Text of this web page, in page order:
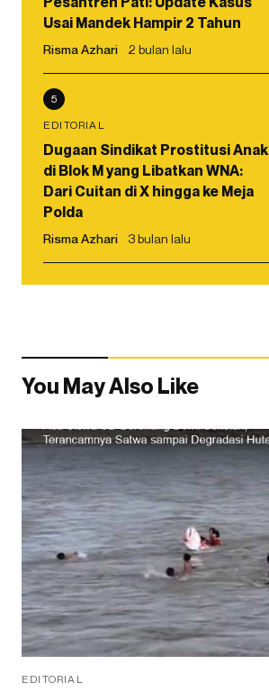
Usai Mandek Hampir 2 Tahun
Risma Azhari 2 bulan lalu
5
EDITORIAL
Dugaan Sindikat Prostitusi Anak
di Blok M yang Libatkan WNA:
Dari Cuitan di X hingga ke Meja
Polda
Risma Azhari 3 bulan lalu
You May Also Like
EDITORIAL